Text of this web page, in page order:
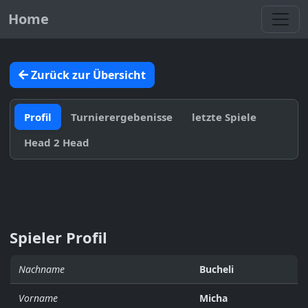
Home
Zurück zur Übersicht
Profil Turnierergebenisse
letzte Spiele
Head 2 Head
Spieler Profil
Nachname Bucheli
Vorname Micha